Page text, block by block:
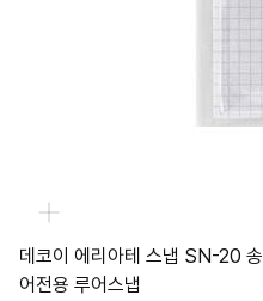
데코이 에리아테 스냅 SN-20 송
어전용 루어스냅